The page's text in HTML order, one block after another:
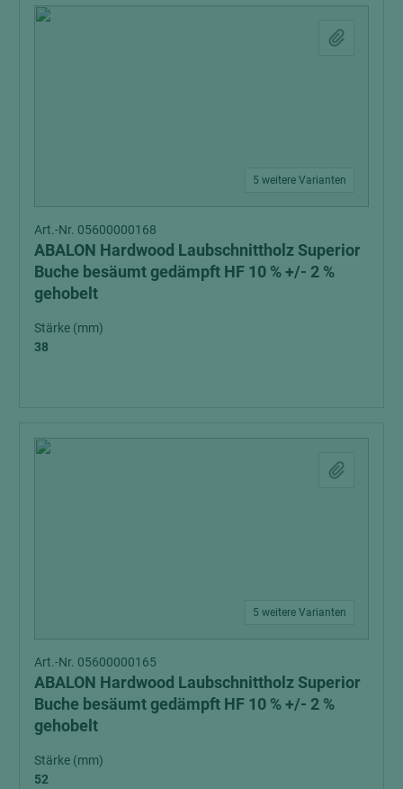
5 weitere Varianten
Art.-Nr. 05600000168
ABALON Hardwood Laubschnittholz Superior
Buche besäumt gedämpft HF 10 % +/- 2 %
gehobelt
Stärke (mm)
38
5 weitere Varianten
Art.-Nr. 05600000165
ABALON Hardwood Laubschnittholz Superior
Buche besäumt gedämpft HF 10 % +/- 2 %
gehobelt
Stärke (mm)
52